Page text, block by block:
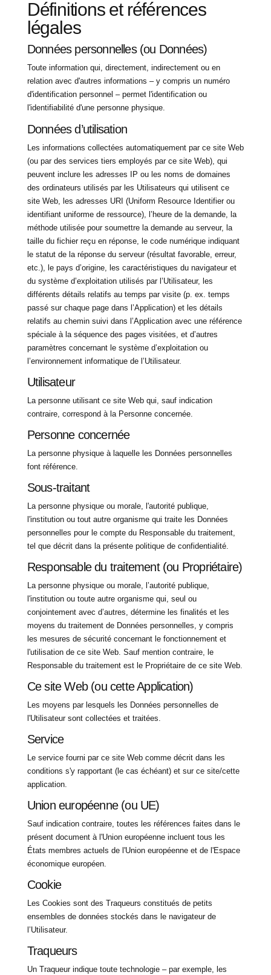
Définitions et références
légales
Données personnelles (ou Données)
Toute information qui, directement, indirectement ou en
relation avec d'autres informations – y compris un numéro
d'identification personnel – permet l'identification ou
l'identifiabilité d'une personne physique.
Données d’utilisation
Les informations collectées automatiquement par ce site Web
(ou par des services tiers employés par ce site Web), qui
peuvent inclure les adresses IP ou les noms de domaines
des ordinateurs utilisés par les Utilisateurs qui utilisent ce
site Web, les adresses URI (Uniform Resource Identifier ou
identifiant uniforme de ressource), l’heure de la demande, la
méthode utilisée pour soumettre la demande au serveur, la
taille du fichier reçu en réponse, le code numérique indiquant
le statut de la réponse du serveur (résultat favorable, erreur,
etc.), le pays d’origine, les caractéristiques du navigateur et
du système d’exploitation utilisés par l’Utilisateur, les
différents détails relatifs au temps par visite (p. ex. temps
passé sur chaque page dans l’Application) et les détails
relatifs au chemin suivi dans l’Application avec une référence
spéciale à la séquence des pages visitées, et d’autres
paramètres concernant le système d’exploitation ou
l’environnement informatique de l’Utilisateur.
Utilisateur
La personne utilisant ce site Web qui, sauf indication
contraire, correspond à la Personne concernée.
Personne concernée
La personne physique à laquelle les Données personnelles
font référence.
Sous-traitant
La personne physique ou morale, l'autorité publique,
l'institution ou tout autre organisme qui traite les Données
personnelles pour le compte du Responsable du traitement,
tel que décrit dans la présente politique de confidentialité.
Responsable du traitement (ou Propriétaire)
La personne physique ou morale, l’autorité publique,
l'institution ou toute autre organisme qui, seul ou
conjointement avec d’autres, détermine les finalités et les
moyens du traitement de Données personnelles, y compris
les mesures de sécurité concernant le fonctionnement et
l'utilisation de ce site Web. Sauf mention contraire, le
Responsable du traitement est le Propriétaire de ce site Web.
Ce site Web (ou cette Application)
Les moyens par lesquels les Données personnelles de
l'Utilisateur sont collectées et traitées.
Service
Le service fourni par ce site Web comme décrit dans les
conditions s'y rapportant (le cas échéant) et sur ce site/cette
application.
Union européenne (ou UE)
Sauf indication contraire, toutes les références faites dans le
présent document à l'Union européenne incluent tous les
États membres actuels de l'Union européenne et de l'Espace
économique européen.
Cookie
Les Cookies sont des Traqueurs constitués de petits
ensembles de données stockés dans le navigateur de
l’Utilisateur.
Traqueurs
Un Traqueur indique toute technologie – par exemple, les